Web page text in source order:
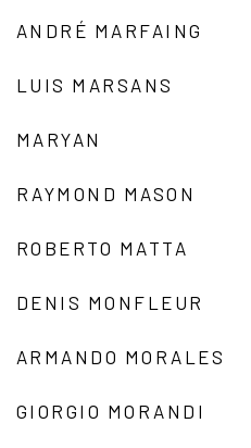
ANDRÉ MARFAING
LUIS MARSANS
MARYAN
RAYMOND MASON
ROBERTO MATTA
DENIS MONFLEUR
ARMANDO MORALES
GIORGIO MORANDI